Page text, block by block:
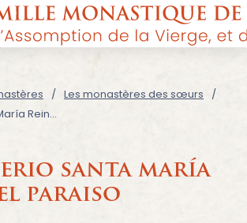
Les monastères des sœurs
Monasterio santa María Reina del Paraiso
santa maría
paraiso